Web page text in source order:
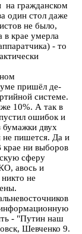
на гражданском
один стол даже
не было,
в крае умерла
- то
пришёл де-
системе.
10%. А так в
ошибок и
бумажки двух
не пишется. Да и
крае ни выборов
сферу
авось и
не
- "Путин наш
Шевченко 9.